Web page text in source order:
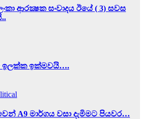
ආරක්‍ෂක සංවාදය ඊයේ ( 3) සවස
ඉලක්ක ඉක්මවයි….
A9 මාර්ගය වසා දැමිමට පියවර…